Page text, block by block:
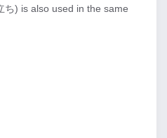
ち) is also used in the same